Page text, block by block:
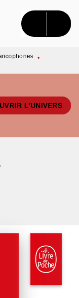
•
L'UNIVERS